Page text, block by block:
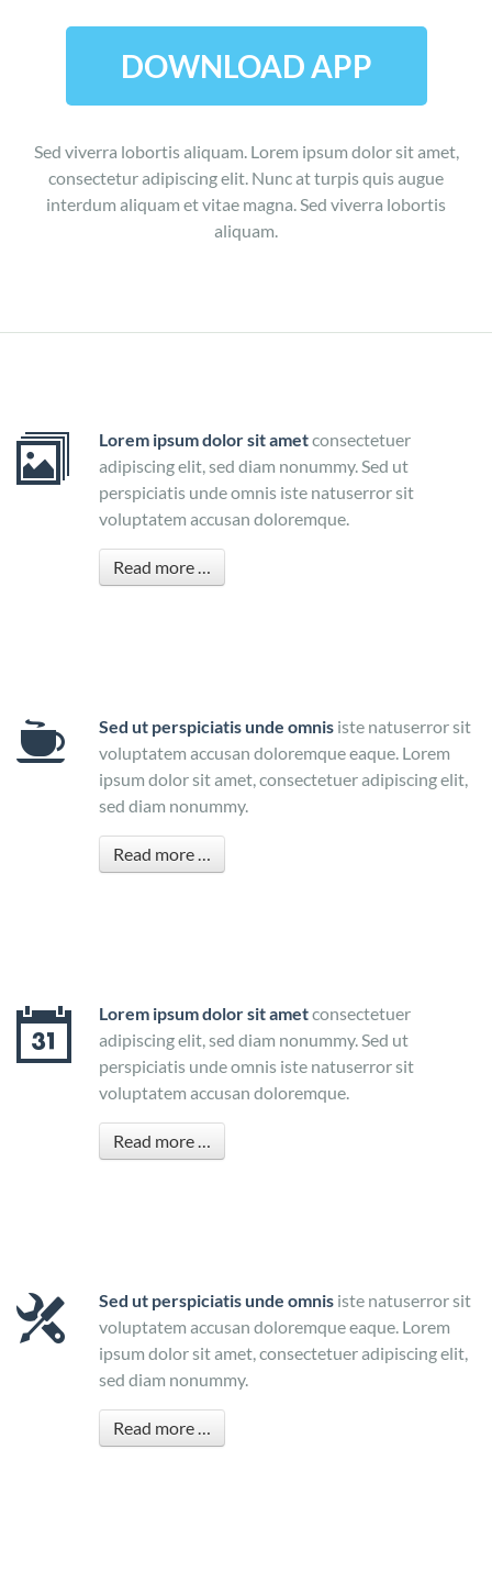
DOWNLOAD APP
Sed viverra lobortis aliquam. Lorem ipsum dolor sit amet,
consectetur adipiscing elit. Nunc at turpis quis augue
interdum aliquam et vitae magna. Sed viverra lobortis
aliquam.
Lorem ipsum dolor sit ametconsectetuer
adipiscing elit, sed diam nonummy. Sed ut
perspiciatis unde omnis iste natuserror sit
voluptatem accusan doloremque.
Read more …
Sed ut perspiciatis unde omnis iste natuserror sit
voluptatem accusan doloremque eaque. Lorem
ipsum dolor sit amet, consectetuer adipiscing elit,
sed diam nonummy.
Read more …
Lorem ipsum dolor sit ametconsectetuer
adipiscing elit, sed diam nonummy. Sed ut
perspiciatis unde omnis iste natuserror sit
voluptatem accusan doloremque.
Read more …
Sed ut perspiciatis unde omnis iste natuserror sit
voluptatem accusan doloremque eaque. Lorem
ipsum dolor sit amet, consectetuer adipiscing elit,
sed diam nonummy.
Read more …